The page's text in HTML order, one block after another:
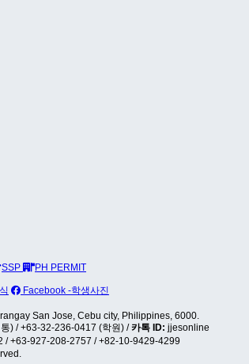
SSP
PH PERMIT
Facebook -학생사진
San Jose, Cebu city, Philippines, 6000.
) /+63-32-236-0417 (학원) / 카톡 ID: jjesonline
/+63-927-208-2757 /+82-10-9429-4299